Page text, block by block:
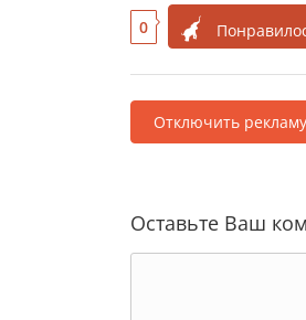
0
Отключить рекламу
Оставьте Ваш